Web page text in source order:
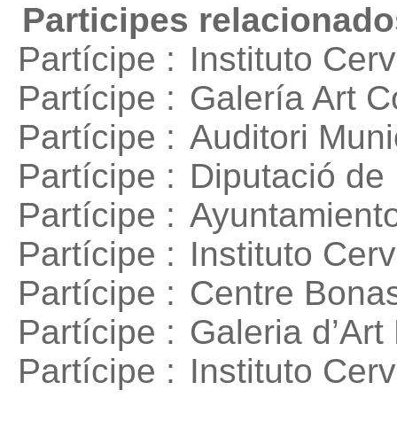
Participes
Partícipe : Instituto
Partícipe : Galería Art
Partícipe : Auditori
Partícipe : Diputació de
Partícipe :
Partícipe : Instituto
Partícipe : Centre
Partícipe : Galeria
Partícipe : Instituto